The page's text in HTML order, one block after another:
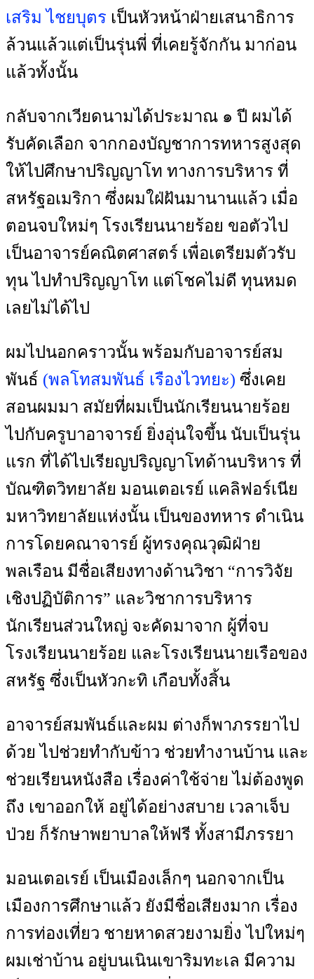
เสริม ไชยบุตร เป็นหัวหน้าฝ่ายเสนาธิการ
ล้วนแล้วแต่เป็นรุ่นพี่ ที่เคยรู้จักกัน มาก่อน
แล้วทั้งนั้น
กลับจากเวียดนามได้ประมาณ ๑ ปี ผมได้
รับคัดเลือก จากกองบัญชาการทหารสูงสุด
ให้ไปศึกษาปริญญาโท ทางการบริหาร ที่
สหรัฐอเมริกา ซึ่งผมใฝ่ฝันมานานแล้ว เมื่อ
ตอนจบใหม่ๆ โรงเรียนนายร้อย ขอตัวไป
เป็นอาจารย์คณิตศาสตร์ เพื่อเตรียมตัวรับ
ทุน ไปทำปริญญาโท แต่โชคไม่ดี ทุนหมด
เลยไม่ได้ไป
ผมไปนอกคราวนั้น พร้อมกับอาจารย์สม
พันธ์ (พลโทสมพันธ์ เรืองไวทยะ) ซึ่งเคย
สอนผมมา สมัยที่ผมเป็นนักเรียนนายร้อย
ไปกับครูบาอาจารย์ ยิ่งอุ่นใจขึ้น นับเป็นรุ่น
แรก ที่ได้ไปเรียญปริญญาโทด้านบริหาร ที่
บัณฑิตวิทยาลัย มอนเตอเรย์ แคลิฟอร์เนีย
มหาวิทยาลัยแห่งนั้น เป็นของทหาร ดำเนิน
การโดยคณาจารย์ ผู้ทรงคุณวุฒิฝ่าย
พลเรือน มีชื่อเสียงทางด้านวิชา “การวิจัย
เชิงปฏิบัติการ” และวิชาการบริหาร
นักเรียนส่วนใหญ่ จะคัดมาจาก ผู้ที่จบ
โรงเรียนนายร้อย และโรงเรียนนายเรือของ
สหรัฐ ซึ่งเป็นหัวกะทิ เกือบทั้งสิ้น
อาจารย์สมพันธ์และผม ต่างก็พาภรรยาไป
ด้วย ไปช่วยทำกับข้าว ช่วยทำงานบ้าน และ
ช่วยเรียนหนังสือ เรื่องค่าใช้จ่าย ไม่ต้องพูด
ถึง เขาออกให้ อยู่ได้อย่างสบาย เวลาเจ็บ
ป่วย ก็รักษาพยาบาลให้ฟรี ทั้งสามีภรรยา
มอนเตอเรย์ เป็นเมืองเล็กๆ นอกจากเป็น
เมืองการศึกษาแล้ว ยังมีชื่อเสียงมาก เรื่อง
การท่องเที่ยว ชายหาดสวยงามยิ่ง ไปใหม่ๆ
ผมเช่าบ้าน อยู่บนเนินเขาริมทะเล มีความ